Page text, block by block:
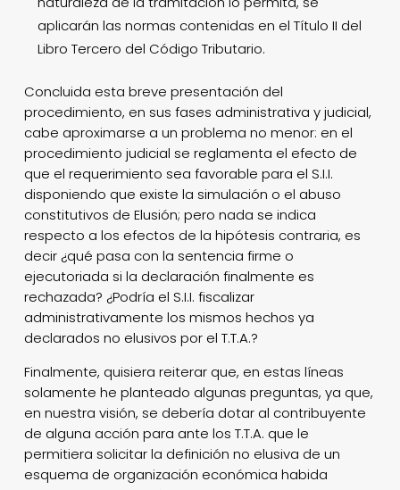
aplicarán las normas contenidas en el Título II del
Libro Tercero del Código Tributario.
Concluida esta breve presentación del
procedimiento, en sus fases administrativa y judicial,
cabe aproximarse a un problema no menor: en el
procedimiento judicial se reglamenta el efecto de
que el requerimiento sea favorable para el S.I.I.
disponiendo que existe la simulación o el abuso
constitutivos de Elusión; pero nada se indica
respecto a los efectos de la hipótesis contraria, es
decir ¿qué pasa con la sentencia firme o
ejecutoriada si la declaración finalmente es
rechazada? ¿Podría el S.I.I. fiscalizar
administrativamente los mismos hechos ya
declarados no elusivos por el T.T.A.?
Finalmente, quisiera reiterar que, en estas líneas
solamente he planteado algunas preguntas, ya que,
en nuestra visión, se debería dotar al contribuyente
de alguna acción para ante los T.T.A. que le
permitiera solicitar la definición no elusiva de un
esquema de organización económica habida